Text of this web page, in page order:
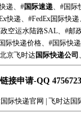
递、#国际速递、#国际
递、#FedEx国际快
空运水陆路SAL、#
快递价格、#国际快
京飞时达国际快递公司
接申请-QQ
际快递官网 飞时达国